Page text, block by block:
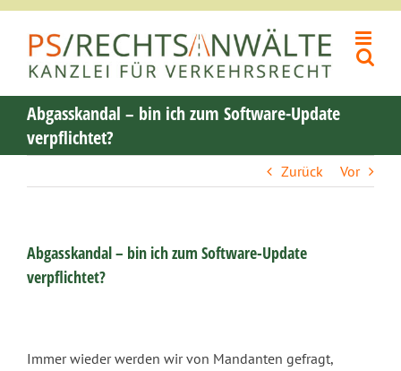
Inhalt
springen
Abgasskandal – bin ich zum Software-Update
verpflichtet?
Zurück Vor
Abgasskandal – bin ich zum Software-Update
verpflichtet?
Immer wieder werden wir von Mandanten gefragt,